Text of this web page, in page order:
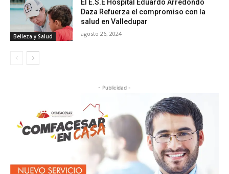
Belleza y Salud
El E.S.E Hospital Eduardo Arredondo
Daza Refuerza el compromiso con la
salud en Valledupar
agosto 26, 2024
- Publicidad -